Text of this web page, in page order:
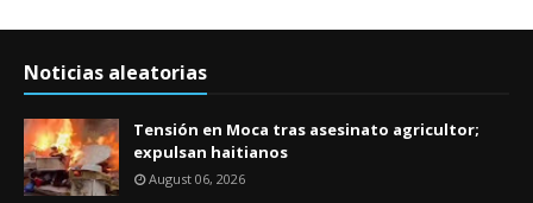
Noticias aleatorias
Tensión en Moca tras asesinato agricultor;
expulsan haitianos
August 06, 2026